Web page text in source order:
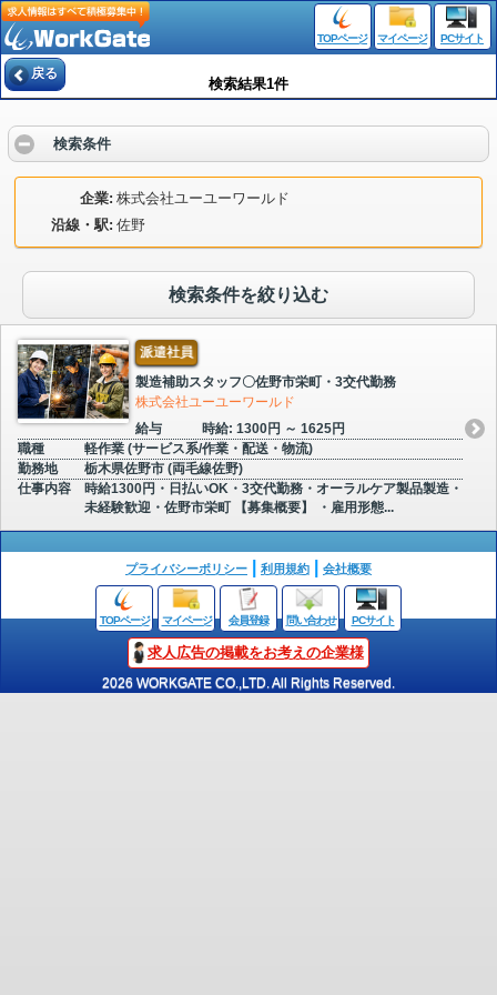
TOPページ マイページ PCサイト
戻る
検索結果1件
検索条件
企業 株式会社ユーユーワールド
沿線・駅 佐野
検索条件を絞り込む
派遣社員
製造補助スタッフ〇佐野市栄町・3交代勤務
株式会社ユーユーワールド
給与
時給: 1300円 ～ 1625円
職種
軽作業 (サービス系/作業・配送・物流)
勤務地
栃木県佐野市 (両毛線佐野)
仕事内容
時給1300円・日払いOK・3交代勤務・オーラルケア製品製造・
未経験歓迎・佐野市栄町 【募集概要】 ・雇用形態...
プライバシーポリシー 利用規約 会社概要
TOPページ マイページ 会員登録 問い合わせ PCサイト
求人広告の掲載をお考えの企業様
2026 WORKGATE CO.,LTD. All Rights Reserved.